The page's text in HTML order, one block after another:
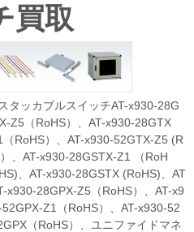
買取
タッカブルスイッチAT-x930-28G
Z5（RoHS）、AT-x930-28GTX
（RoHS）、AT-x930-52GTX-Z5 (R
、AT-x930-28GSTX-Z1 （RoH
、AT-x930-28GSTX (RoHS)、AT
x930-28GPX-Z5（RoHS）、AT-x9
Z1（RoHS）、AT-x930-52
（RoHS）、ユニファイドマネ